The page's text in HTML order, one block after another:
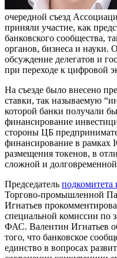
очередной съезд
приняли участие, как
банковского сообщества,
органов, бизнеса и науки.
обсуждение делегатов и
при переходе к цифровой
На съезде было внесено
ставки, так называемую
которой банки получали
финансирование
стороны ЦБ
финансирование в рамках
размещения токенов, в
сложной и
Председатель подкомитета
Торгово-промышленной
Игнатьев
специальной комиссии по
ФАС. Валентин Игнатьев
того, что банковское
единство в вопросах